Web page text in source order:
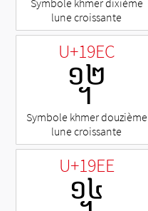
lune croissante
U+19EC
᧬
Symbole khmer douzième
lune croissante
U+19EE
᧮